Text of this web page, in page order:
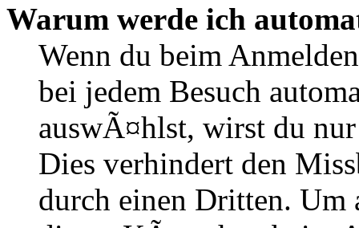
Warum werde ich
Wenn du beim
bei jedem Besuch
auswÃ¤hlst, wirst du
Dies verhindert den
durch einen Dritten. Um